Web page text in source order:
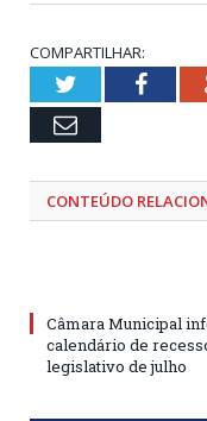
COMPARTILHAR:
Twitter
Email
CONTEÚDO
Câmara Municipal
calendário de
legislativo de julho